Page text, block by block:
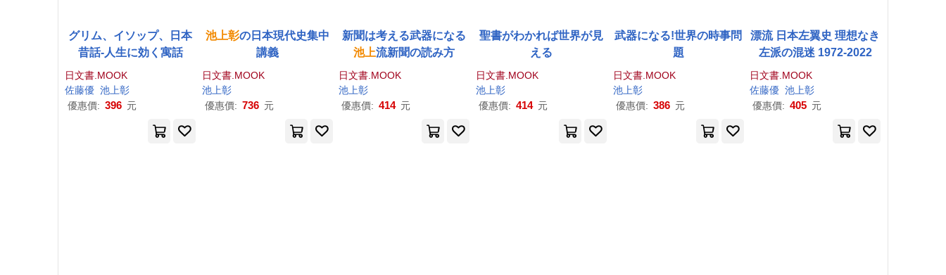
グリム、イソップ、日本
昔話-人生に効く寓話
日文書.MOOK
佐藤優 池上彰
優惠價: 396 元
池上彰の日本現代史集中
講義
日文書.MOOK
池上彰
優惠價: 736 元
新聞は考える武器になる
池上流新聞の読み方
日文書.MOOK
池上彰
優惠價: 414 元
聖書がわかれば世界が見
える
日文書.MOOK
池上彰
優惠價: 414 元
武器になる!世界の時事問
題
日文書.MOOK
池上彰
優惠價: 386 元
漂流 日本左翼史 理想なき
左派の混迷 1972-2022
日文書.MOOK
佐藤優 池上彰
優惠價: 405 元